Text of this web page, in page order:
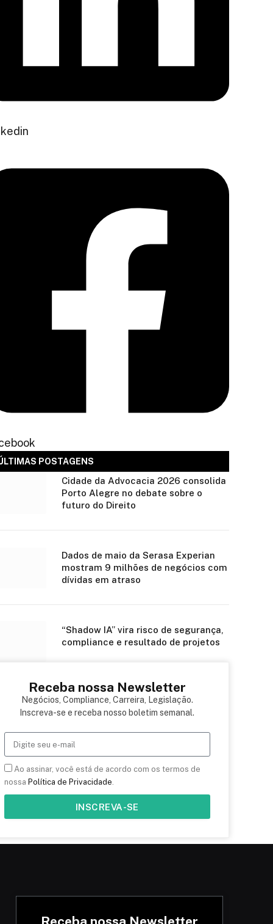
POSTAGENS
Cidade da Advocacia 2026 consolida
Porto Alegre no debate sobre o
futuro do Direito
Dados de maio da Serasa Experian
mostram 9 milhões de negócios com
dívidas em atraso
“Shadow IA” vira risco de segurança,
compliance e resultado de projetos
Receba nossa Newsletter
Negócios, Compliance, Carreira, Legislação.
Inscreva-se e receba nosso boletim semanal.
Ao assinar, você está de acordo com os termos de
nossa Política de Privacidade.
INSCREVA-SE